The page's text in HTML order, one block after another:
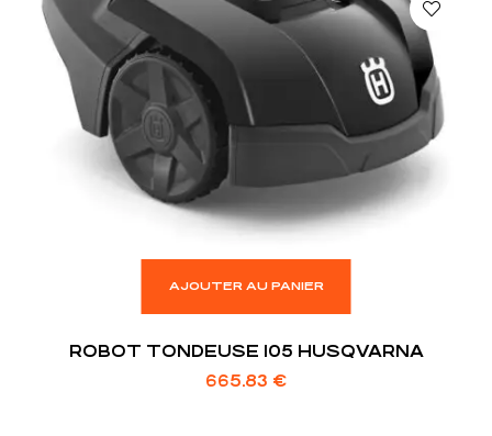
AJOUTER AU PANIER
ROBOT TONDEUSE 105 HUSQVARNA
665.83 €